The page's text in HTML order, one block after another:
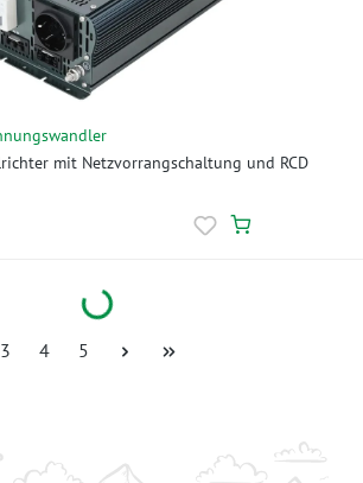
mit Netzvorrangschaltung und RCD
Loading...
Seite
3 Seite
4 Seite
5